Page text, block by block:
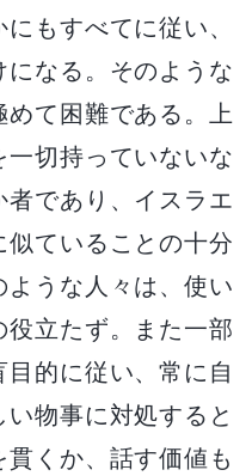
もすべてに従い、
なる。そのような
めて困難である。上
切持っていないな
者であり、イスラエ
ていることの十分
うな人々は、使い
立たず。また一部
的に従い、常に自
物事に対処すると
くか、話す価値も